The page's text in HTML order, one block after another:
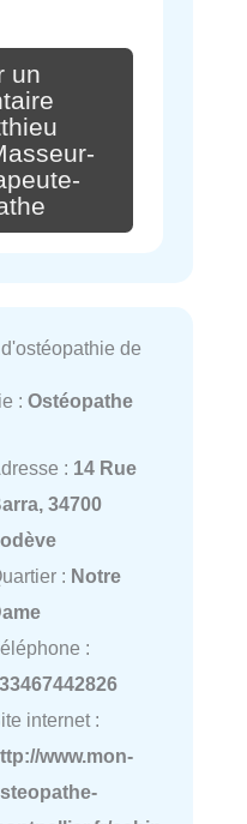
un
de
: Ostéopathe
: 14 Rue
34700
: Notre
:
internet :
www.mon-